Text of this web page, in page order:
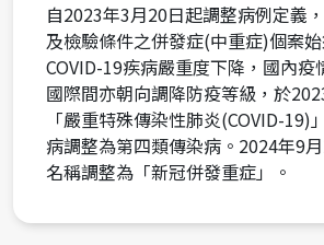
自2023年3月20日起調整病例定義
及檢驗條件之併發症(中重症)個案
COVID-19疾病嚴重度下降，國內疫
國際間亦朝向調降防疫等級，於
「嚴重特殊傳染性肺炎(COVID-19)
病調整為第四類傳染病。2024年9
名稱調整為「新冠併發重症」。